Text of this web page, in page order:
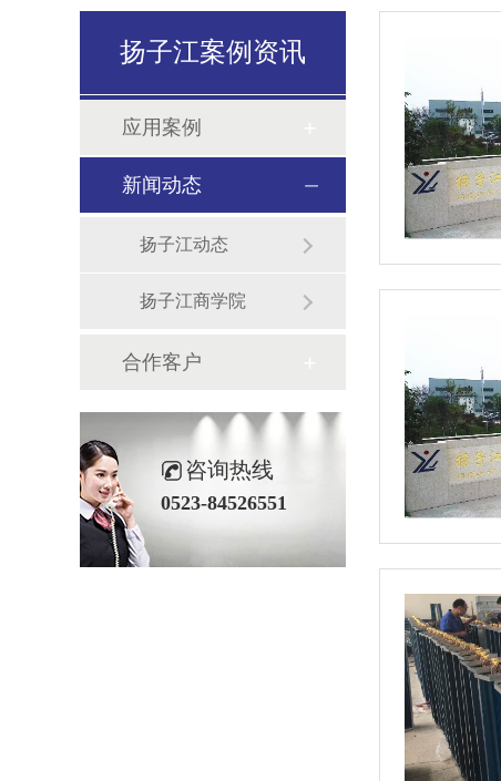
扬子江案例资讯
应用案例
新闻动态
扬子江动态
扬子江商学院
合作客户
咨询热线
0523-84526551